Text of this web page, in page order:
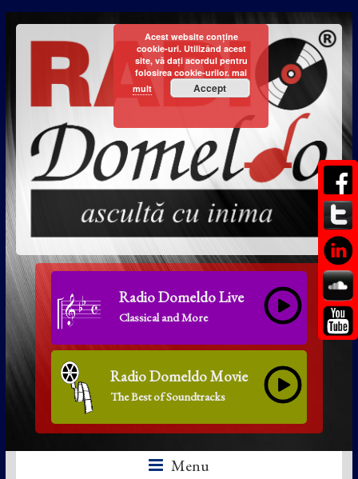
Radio Domeldo Live
Classical and More
Radio Domeldo Movie
The Best of Soundtracks
Menu
Acest website conține
cookie-uri. Utilizând acest
site, vă dați acordul pentru
folosirea cookie-urilor. mai
mult
Accept